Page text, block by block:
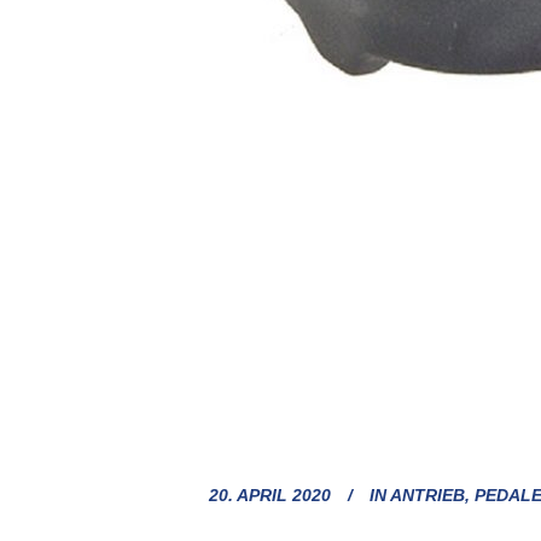
20. APRIL 2020 INANTRIEB, PEDALE